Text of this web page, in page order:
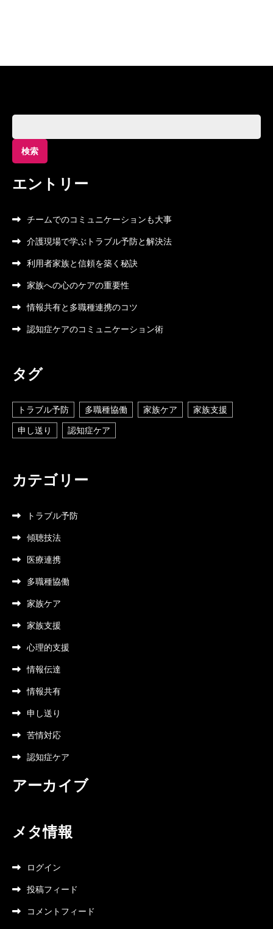
索:
エントリー
チームでのコミュニケーションも大事
介護現場で学ぶトラブル予防と解決法
利用者家族と信頼を築く秘訣
家族への心のケアの重要性
情報共有と多職種連携のコツ
認知症ケアのコミュニケーション術
タグ
トラブル予防 多職種協働 家族ケア
家族支援
申し送り
認知症ケア
カテゴリー
トラブル予防
傾聴技法
医療連携
多職種協働
家族ケア
家族支援
心理的支援
情報伝達
情報共有
申し送り
苦情対応
認知症ケア
アーカイブ
メタ情報
ログイン
投稿フィード
コメントフィード